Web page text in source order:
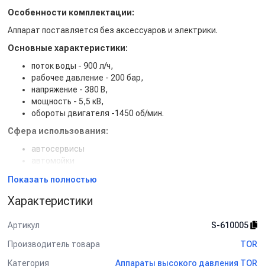
Особенности комплектации:
Аппарат поставляется без аксессуаров и электрики.
Основные характеристики:
поток воды - 900 л/ч,
рабочее давление - 200 бар,
напряжение - 380 В,
мощность - 5,5 кВ,
обороты двигателя -1450 об/мин.
Сфера использования:
автосервисы
автомойки
Показать полностью
Характеристики
Артикул
S-610005
Производитель товара
TOR
Категория
Аппараты высокого давления TOR